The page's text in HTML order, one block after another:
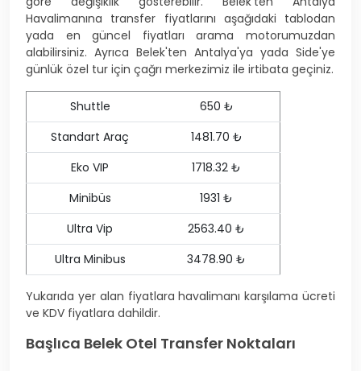
Havalimanına transfer fiyatlarını aşağıdaki tablodan
yada en güncel fiyatları arama motorumuzdan
alabilirsiniz. Ayrıca Belek'ten Antalya'ya yada Side'ye
günlük özel tur için çağrı merkezimiz ile irtibata geçiniz.
Shuttle
650 ₺
Standart Araç
1481.70 ₺
Eko VIP
1718.32 ₺
Minibüs
1931 ₺
Ultra Vip
2563.40 ₺
Ultra Minibus
3478.90 ₺
Yukarıda yer alan fiyatlara havalimanı karşılama ücreti
ve KDV fiyatlara dahildir.
Başlıca Belek Otel Transfer Noktaları